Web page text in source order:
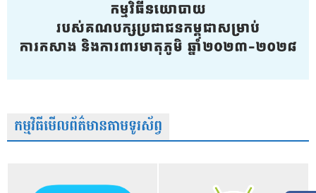
កម្មវិធីមើលព័ត៌មានតាមទូរស័ព្វ